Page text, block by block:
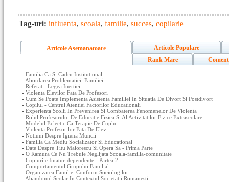
Tag-uri: influenta, scoala, familie, succes, copilarie
Articole Asemanatoare
Articole Populare
Rank Mare
- Familia Ca Si Cadru Institutional
- Abordarea Problematicii Familiei
- Referat - Legea Inertiei
- Violenta Elevilor Fata De Profesori
- Cum Se Poate Implementa Asistenta Familiei In Situatia De Divort Si Postdivort
- Copilul - Centrul Atentiei Factorilor Educationali
- Experienta Scolii In Prevenirea Si Combaterea Fenomenelor De Violenta
- Rolul Profesorului De Educatie Fizica Si Al Activitatilor Fizice Extrascolare
- Modelul Eclectic Ca Terapie De Cuplu
- Violenta Profesorilor Fata De Elevi
- Notiuni Despre Igiena Muncii
- Familia Ca Mediu Socializator Si Educational
- Date Despre Titu Maiorescu Si Opera Sa - Prima Parte
- O Ramura Ce Nu Trebuie Neglijata Scoala-familia-comunitate
- Cuplurile Imatur-dependente - Partea 2
- Comportamentul Grupului Familial
- Organizarea Familiei Conform Sociologilor
- Abandonul Scolar In Contextul Societatii Romanesti